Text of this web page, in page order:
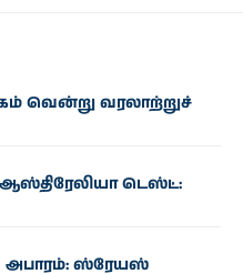
வென்று வரலாற்​றுச்
டெஸ்ட்:
ஸ்ரேயஸ்